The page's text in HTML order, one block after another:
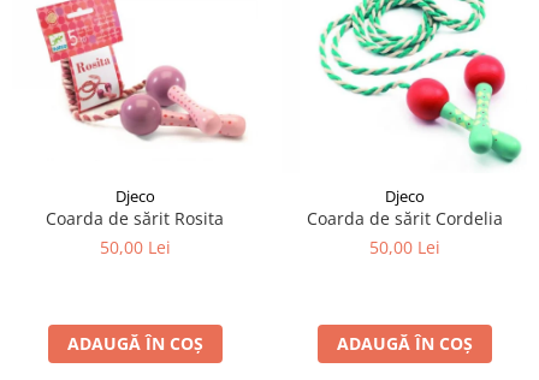
Djeco
Coarda de sărit Rosita
50,00 Lei
ADAUGĂ ÎN COȘ
Djeco
Coarda de sărit Cordelia
50,00 Lei
ADAUGĂ ÎN COȘ